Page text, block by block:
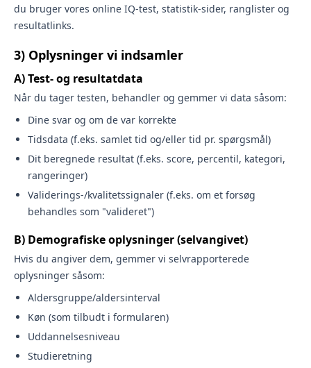
du bruger vores online IQ-test, statistik-sider, ranglister og
resultatlinks.
3) Oplysninger vi indsamler
A) Test- og resultatdata
Når du tager testen, behandler og gemmer vi data såsom:
Dine svar og om de var korrekte
Tidsdata (f.eks. samlet tid og/eller tid pr. spørgsmål)
Dit beregnede resultat (f.eks. score, percentil, kategori,
rangeringer)
Validerings-/kvalitetssignaler (f.eks. om et forsøg
behandles som "valideret")
B) Demografiske oplysninger (selvangivet)
Hvis du angiver dem, gemmer vi selvrapporterede
oplysninger såsom:
Aldersgruppe/aldersinterval
Køn (som tilbudt i formularen)
Uddannelsesniveau
Studieretning